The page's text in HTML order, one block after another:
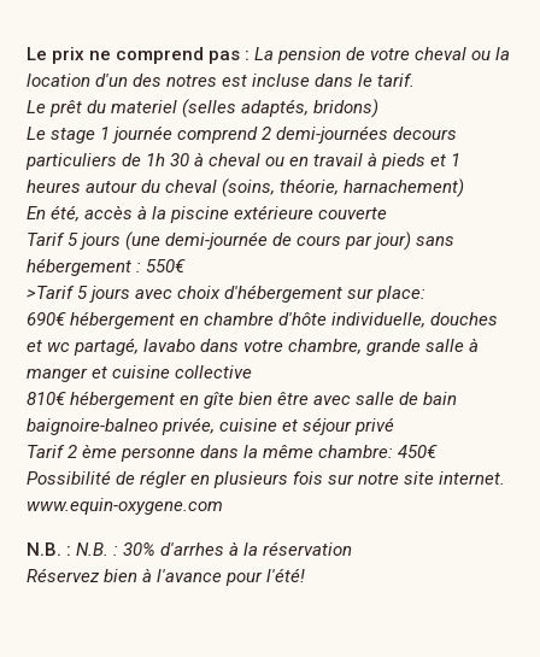
Le prix ne comprend pas : La pension de votre cheval ou la
location d'un des notres est incluse dans le tarif.
Le prêt du materiel (selles adaptés, bridons)
Le stage 1 journée comprend 2 demi-journées decours
particuliers de 1h 30 à cheval ou en travail à pieds et 1
heures autour du cheval (soins, théorie, harnachement)
En été, accès à la piscine extérieure couverte
Tarif 5 jours (une demi-journée de cours par jour) sans
hébergement : 550€
>Tarif 5 jours avec choix d'hébergement sur place:
690€ hébergement en chambre d'hôte individuelle, douches
et wc partagé, lavabo dans votre chambre, grande salle à
manger et cuisine collective
810€ hébergement en gîte bien être avec salle de bain
baignoire-balneo privée, cuisine et séjour privé
Tarif 2 ème personne dans la même chambre: 450€
Possibilité de régler en plusieurs fois sur notre site internet.
www.equin-oxygene.com
N.B. : N.B. : 30% d'arrhes à la réservation
Réservez bien à l'avance pour l'été!